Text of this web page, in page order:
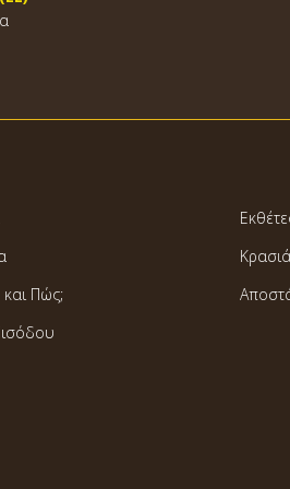
Πώς;
Κρασιά